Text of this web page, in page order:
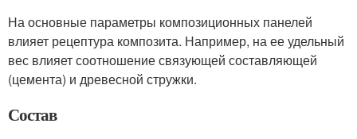
На основные параметры композиционных панелей
влияет рецептура композита. Например, на ее удельный
вес влияет соотношение связующей составляющей
(цемента) и древесной стружки.
Состав